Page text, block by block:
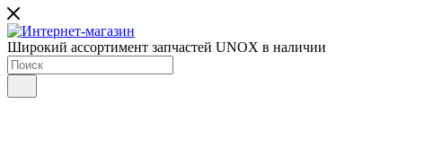
Широкий ассортимент запчастей UNOX в наличии